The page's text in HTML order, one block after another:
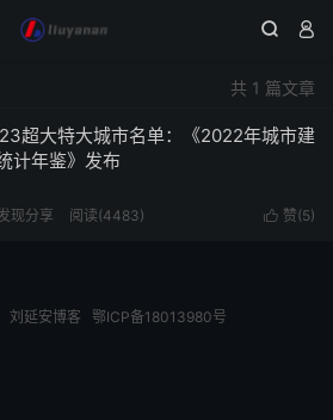
 
共 1 篇文章
超大特大城市名单：《2022年城市建
计年鉴》发布
 赞(5)
现分享 阅读(4483)
刘延安博客 鄂ICP备18013980号